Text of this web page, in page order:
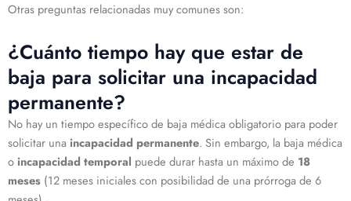
Otras preguntas relacionadas muy comunes son:
¿Cuánto tiempo hay que estar de
baja para solicitar una incapacidad
permanente?
No hay un tiempo específico de baja médica obligatorio para poder
solicitar una incapacidad permanente. Sin embargo, la baja médica
oincapacidad temporal puede durar hasta un máximo de 18
meses (12 meses iniciales con posibilidad de una prórroga de 6